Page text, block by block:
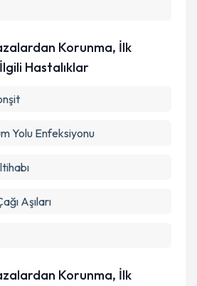
Korunma, İlk
Hastalıklar
Yolu Enfeksiyonu
Aşıları
Korunma, İlk